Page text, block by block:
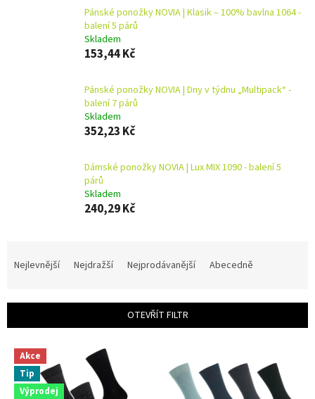
Pánské ponožky NOVIA | Klasik – 100% bavlna 1064 -
balení 5 párů
Skladem
153,44 Kč
Pánské ponožky NOVIA | Dny v týdnu „Multipack“ -
balení 7 párů
Skladem
352,23 Kč
Dámské ponožky NOVIA | Lux MIX 1090 - balení 5
párů
Skladem
240,29 Kč
í
Nejlevnější Nejdražší Nejprodávanější Abecedně
OTEVŘÍT FILTR
p
Akce
Tip
Výprodej